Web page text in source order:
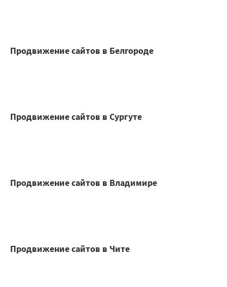
Продвижение сайтов в Белгороде
Продвижение сайтов в Сургуте
Продвижение сайтов в Владимире
Продвижение сайтов в Чите